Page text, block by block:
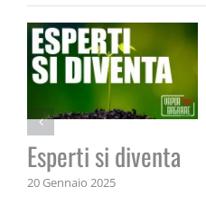
Esperti si diventa
20 Gennaio 2025